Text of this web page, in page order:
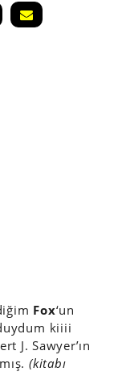
Fox‘un
kiiii
J. Sawyer’ın
(kitabı